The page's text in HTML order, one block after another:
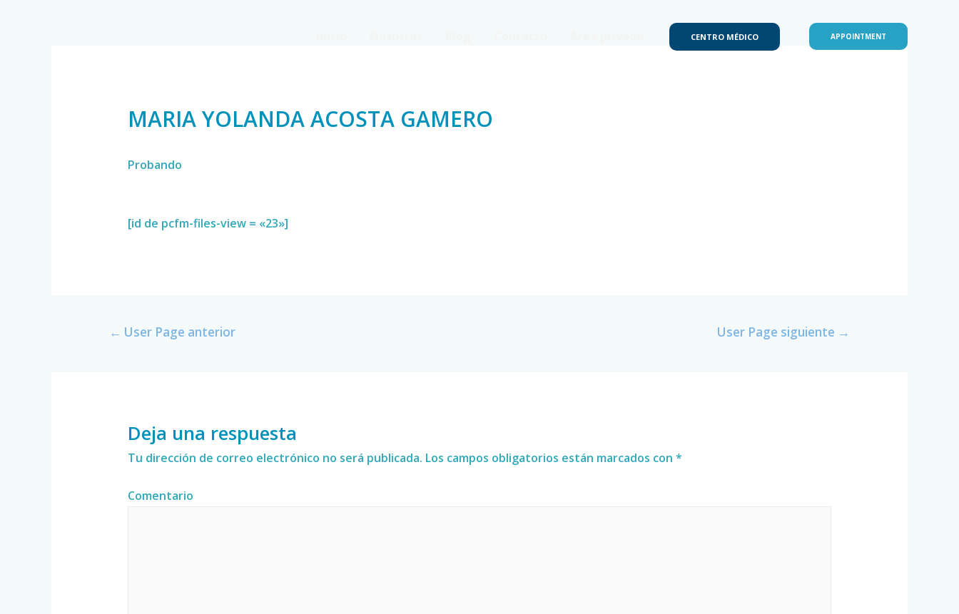
CENTRO MÉDICO APPOINTMENT
MARIA YOLANDA ACOSTA GAMERO
Probando
[id de pcfm-files-view = «23»]
← User Page anterior User Page siguiente →
Deja una respuesta
Tu dirección de correo electrónico no será publicada. Los campos obligatorios están marcados con *
Comentario